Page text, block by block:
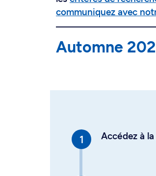
communiquez avec
Automne
Accédez à